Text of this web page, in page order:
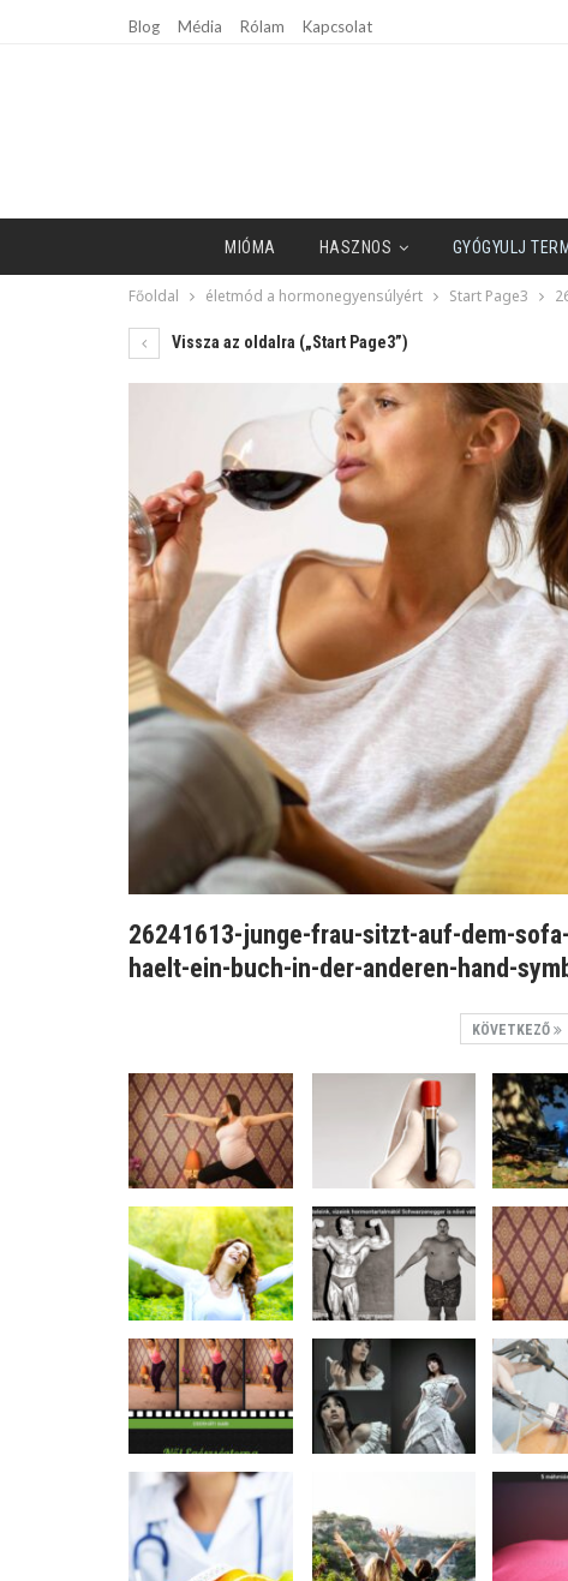
Blog Média Rólam Kapcsolat
MIÓMA HASZNOS GYÓGYULJ
Főoldal életmód a hormonegyensúlyért Start Page3
Vissza az oldalra („Start Page3”)
26241613-junge-frau-sitzt-auf-dem-
haelt-ein-buch-in-der-anderen-hand-
KÖVETKEZŐ